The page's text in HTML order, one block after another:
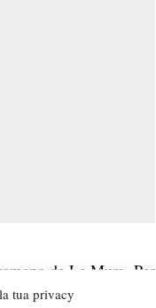
tua privacy
de Le Mura. Per
scomparso 12